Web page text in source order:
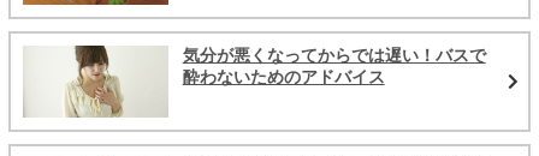
気分が悪くなってからでは遅い！バスで
酔わないためのアドバイス